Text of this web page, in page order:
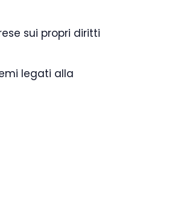
sui propri diritti
legati alla